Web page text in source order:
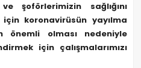
ve şoförlerimizin sağlığını
koronavirüsün yayılma
önemli olması nedeniyle
için çalışmalarımızı